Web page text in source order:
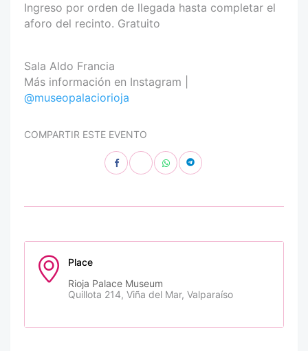
Ingreso por orden de llegada hasta completar el
aforo del recinto. Gratuito
Sala Aldo Francia
Más información en Instagram |
@museopalaciorioja
COMPARTIR ESTE EVENTO
Place
Rioja Palace Museum
Quillota 214, Viña del Mar, Valparaíso